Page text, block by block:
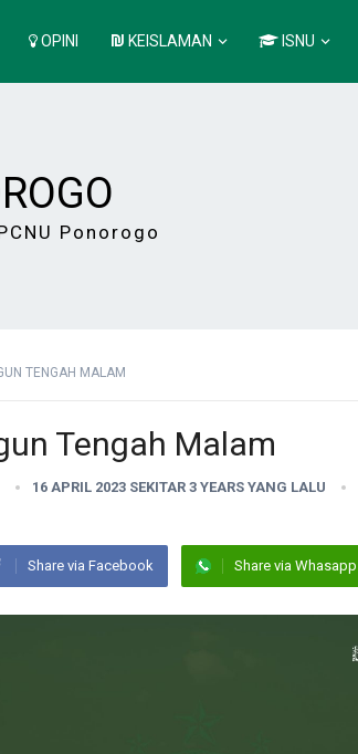
OPINI KEISLAMAN ISNU
Ponorogo
TENGAH MALAM
Tengah Malam
16 APRIL 2023 SEKITAR 3 YEARS YANG LALU
Share via Facebook Share via Whasapp